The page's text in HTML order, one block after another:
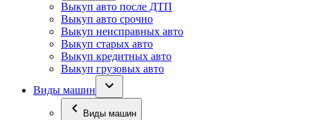
Выкуп авто после ДТП
Выкуп авто срочно
Выкуп неисправных авто
Выкуп старых авто
Выкуп кредитных авто
Выкуп грузовых авто
Виды машин
Виды машин